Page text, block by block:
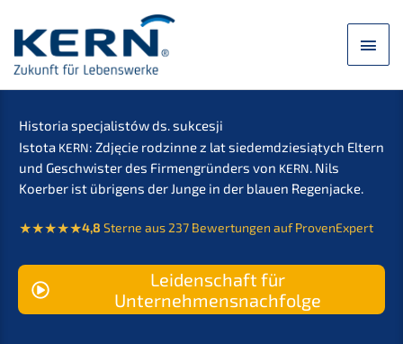
dź
treści
Histo­ria specja­lis­tów ds. sukcesji
Istota KERN: Zdjęcie rodzin­ne z lat siedemd­zie­sią­tych Eltern
und Geschwis­ter des Firmen­grün­ders von KERN. Nils
Koerber ist übrigens der Junge in der blauen Regenjacke.
4,8 Sterne aus 237 Bewer­tun­gen auf ProvenExpert
Leiden­schaft für
Unternehmensnachfolge